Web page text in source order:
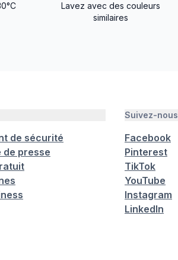
Lavez avec des couleurs
similaires
de sécurité
de presse
Suivez-nous
Facebook
Pinterest
TikTok
YouTube
Instagram
LinkedIn